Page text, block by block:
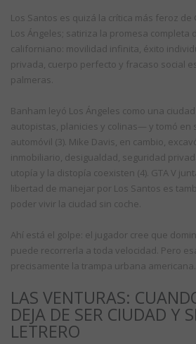
Los Santos es quizá la crítica más feroz de
Los Ángeles; satiriza la promesa completa
californiano: movilidad infinita, éxito
privada, cuerpo perfecto y fracaso social
palmeras.
Banham leyó Los Ángeles como una
autopistas, planicies y colinas— y tomó en
automóvil (3). Mike Davis, en cambio,
inmobiliario, desigualdad, seguridad
utopía y la distopía coexisten (4). GTA V
libertad de manejar por Los Santos es
poder vivir la ciudad sin coche.
Ahí está el golpe: el jugador cree que
puede recorrerla a toda velocidad. Pero
precisamente la trampa urbana americana.
LAS VENTURAS:
DEJA DE SER CIUDAD Y
LETRERO